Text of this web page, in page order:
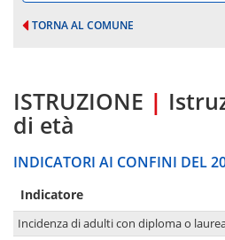
TORNA AL COMUNE
ISTRUZIONE |
di età
INDICATORI AI CONFINI DEL
Indicatore
Incidenza di adulti con diploma o